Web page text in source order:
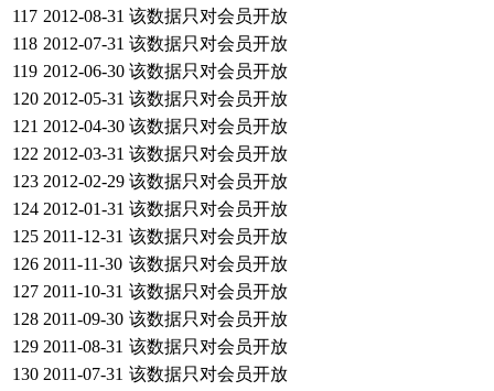
117 2012-08-31 该数据只对会员开放
118 2012-07-31 该数据只对会员开放
119 2012-06-30 该数据只对会员开放
120 2012-05-31 该数据只对会员开放
121 2012-04-30 该数据只对会员开放
122 2012-03-31 该数据只对会员开放
123 2012-02-29 该数据只对会员开放
124 2012-01-31 该数据只对会员开放
125 2011-12-31 该数据只对会员开放
126 2011-11-30 该数据只对会员开放
127 2011-10-31 该数据只对会员开放
128 2011-09-30 该数据只对会员开放
129 2011-08-31 该数据只对会员开放
130 2011-07-31 该数据只对会员开放